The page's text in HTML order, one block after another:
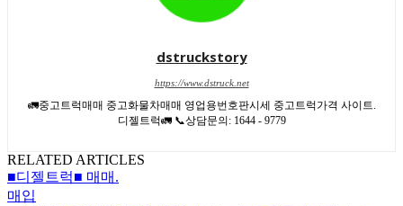
dstruckstory
https://www.dstruck.net
🚛중고트럭매매 중고화물차매매 영업용번호판시세 중고트럭가격 사이트.
디젤트럭🚛 📞상담문의: 1644 - 9779
RELATED ARTICLES
■디젤트럭■ 매매.
매입